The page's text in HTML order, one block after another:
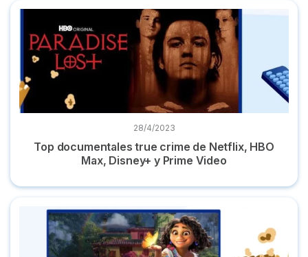
Top documentales true crime de Netflix, HBO Max,
28/4/2023
Top documentales true crime de Netflix, HBO
Max, Disney+ y Prime Video
Dónde ver 'Encanto' online la película en streaming español